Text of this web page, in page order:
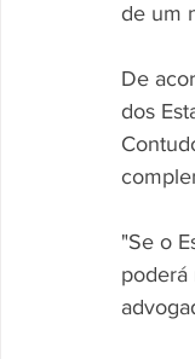
de um
De
dos
"Se o
poderá